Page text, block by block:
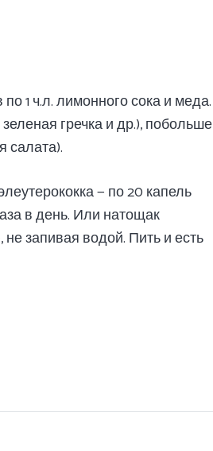
1 ч.л. лимонного сока и меда.
гречка и др.), побольше
салата).
— по 20 капель
в день. Или натощак
запивая водой. Пить и есть